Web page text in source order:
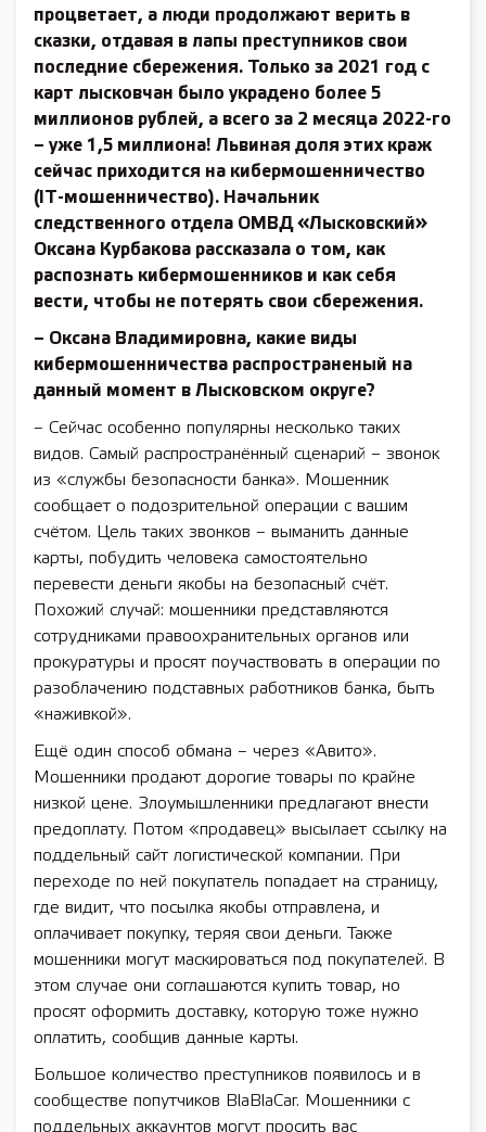
процветает, а люди продолжают верить в
сказки, отдавая в лапы преступников свои
последние сбережения. Только за 2021 год с
карт лысковчан было украдено более 5
миллионов рублей, а всего за 2 месяца 2022-го
– уже 1,5 миллиона! Львиная доля этих краж
сейчас приходится на кибермошенничество
(IT-мошенничество). Начальник
следственного отдела ОМВД «Лысковский»
Оксана Курбакова рассказала о том, как
распознать кибермошенников и как себя
вести, чтобы не потерять свои сбережения.
– Оксана Владимировна, какие виды
кибермошенничества распространеный на
данный момент в Лысковском округе?
– Сейчас особенно популярны несколько таких
видов. Самый распространённый сценарий – звонок
из «службы безопасности банка». Мошенник
сообщает о подозрительной операции с вашим
счётом. Цель таких звонков – выманить данные
карты, побудить человека самостоятельно
перевести деньги якобы на безопасный счёт.
Похожий случай: мошенники представляются
сотрудниками правоохранительных органов или
прокуратуры и просят поучаствовать в операции по
разоблачению подставных работников банка, быть
«наживкой».
Ещё один способ обмана – через «Авито».
Мошенники продают дорогие товары по крайне
низкой цене. Злоумышленники предлагают внести
предоплату. Потом «продавец» высылает ссылку на
поддельный сайт логистической компании. При
переходе по ней покупатель попадает на страницу,
где видит, что посылка якобы отправлена, и
оплачивает покупку, теряя свои деньги. Также
мошенники могут маскироваться под покупателей. В
этом случае они соглашаются купить товар, но
просят оформить доставку, которую тоже нужно
оплатить, сообщив данные карты.
Большое количество преступников появилось и в
сообществе попутчиков BlaBlaCar. Мошенники с
поддельных аккаунтов могут просить вас